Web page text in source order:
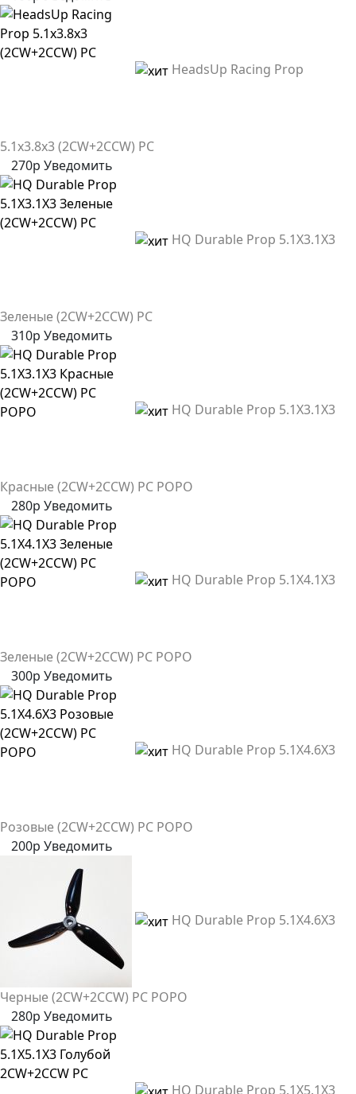
HeadsUp Racing Prop
5.1x3.8x3 (2CW+2CCW) PC
270р Уведомить
HQ Durable Prop 5.1X3.1X3
Зеленые (2CW+2CCW) PC
310р Уведомить
HQ Durable Prop 5.1X3.1X3
Красные (2CW+2CCW) PC POPO
280р Уведомить
HQ Durable Prop 5.1X4.1X3
Зеленые (2CW+2CCW) PC POPO
300р Уведомить
HQ Durable Prop 5.1X4.6X3
Розовые (2CW+2CCW) PC POPO
200р Уведомить
HQ Durable Prop 5.1X4.6X3
Черные (2CW+2CCW) PC POPO
280р Уведомить
HQ Durable Prop 5.1X5.1X3